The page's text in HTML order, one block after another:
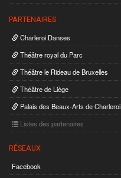
PARTENAIRES
Charleroi Danses
Théâtre royal du Parc
Théâtre le Rideau de Bruxelles
Théâtre de Liège
Palais des Beaux-Arts de Charleroi
Listes des partenaires
RÉSEAUX
Facebook